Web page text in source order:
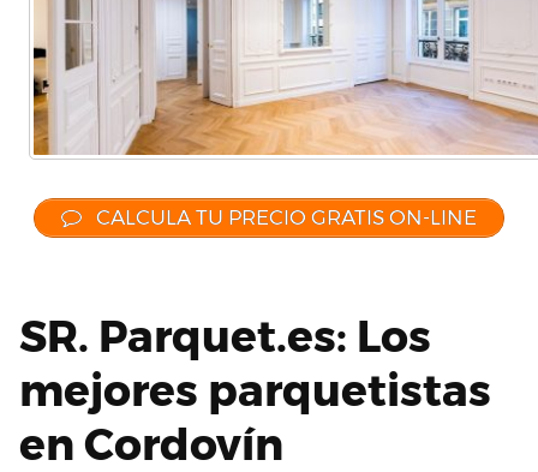
CALCULA TU PRECIO GRATIS ON-LINE
SR. Parquet.es: Los
mejores parquetistas
en Cordovín